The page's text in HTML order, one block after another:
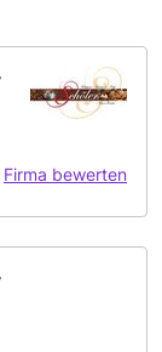
Firma bewerten